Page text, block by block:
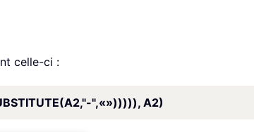
celle-ci :
",«»))))), A2)